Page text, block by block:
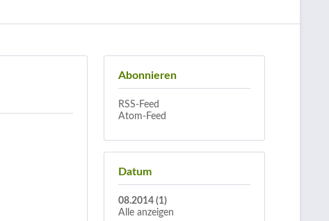
Abonnieren
RSS-Feed
Atom-Feed
Datum
08.2014 (1)
Alle anzeigen